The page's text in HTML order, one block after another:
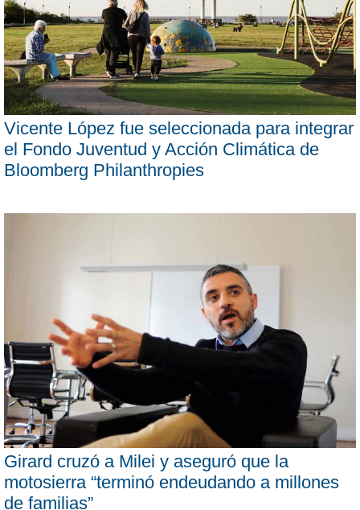
Vicente López fue seleccionada para integrar
el Fondo Juventud y Acción Climática de
Bloomberg Philanthropies
Girard cruzó a Milei y aseguró que la
motosierra “terminó endeudando a millones
de familias”